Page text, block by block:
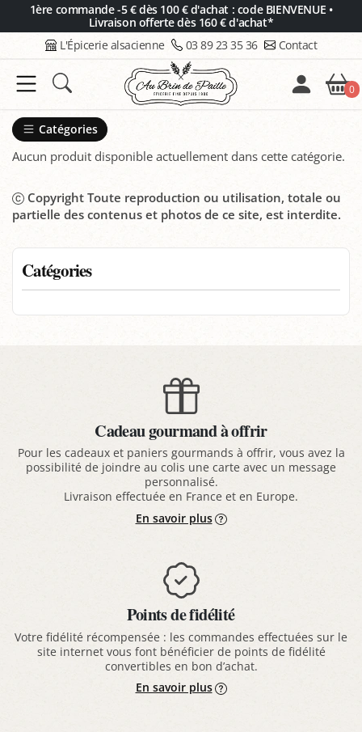
1ère commande -5 € dès 100 € d'achat : code BIENVENUE •
Livraison offerte dès 160 € d'achat*
L'Épicerie alsacienne 03 89 23 35 36 Contact
0
Catégories
Catégories
Aucun produit disponible actuellement dans cette catégorie.
Copyright Toute reproduction ou utilisation, totale ou
partielle des contenus et photos de ce site, est interdite.
Cadeau gourmand à offrir
Pour les cadeaux et paniers gourmands à offrir, vous avez la
possibilité de joindre au colis une carte avec un message
personnalisé.
Livraison effectuée en France et en Europe.
En savoir plus
Points de fidélité
Votre fidélité récompensée : les commandes effectuées sur le
site internet vous font bénéficier de points de fidélité
convertibles en bon d’achat.
En savoir plus
Panneau de gestion des cookies